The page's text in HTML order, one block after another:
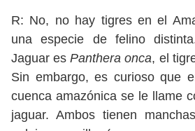
R: No, no hay tigres en el
una especie de felino
Jaguar esPanthera onca, el
Sin embargo, es curioso que
cuenca amazónica se le llame
jaguar. Ambos tienen